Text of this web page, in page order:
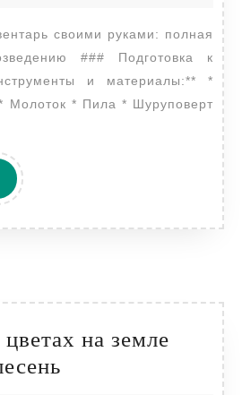
даче
своими
руками
своими руками: полная
### Подготовка к
и материалы:** *
Молоток * Пила * Шуруповерт
на земле